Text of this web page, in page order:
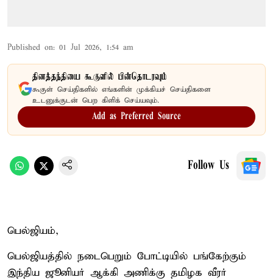
Published on: 01 Jul 2026, 1:54 am
தினத்தந்தியை கூகுளில் பின்தொடரவும்
கூகுள் செய்திகளில் எங்களின் முக்கியச் செய்திகளை
உடனுக்குடன் பெற கிளிக் செய்யவும்.
Add as Preferred Source
Follow Us
பெல்ஜியம்,
பெல்ஜியத்தில் நடைபெறும் போட்டியில் பங்கேற்கும்
இந்திய ஜூனியர் ஆக்கி அணிக்கு தமிழக வீரர்